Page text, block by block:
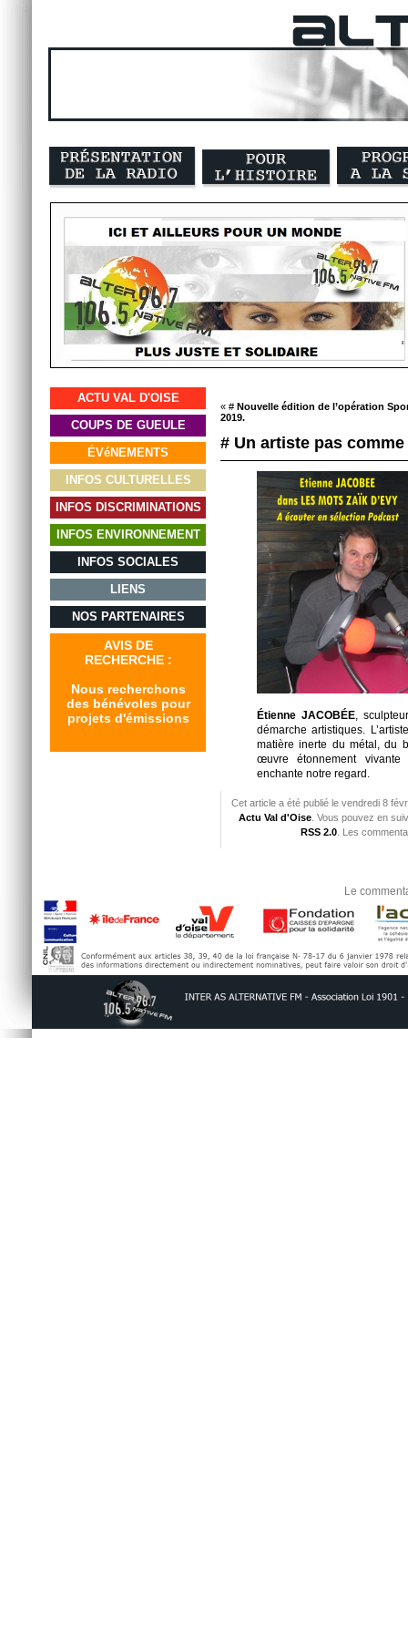
ACTU VAL D'OISE
COUPS DE GUEULE
ÉVéNEMENTS
INFOS CULTURELLES
INFOS DISCRIMINATIONS
INFOS ENVIRONNEMENT
INFOS SOCIALES
LIENS
NOS PARTENAIRES
AVIS DE
RECHERCHE :
Nous recherchons
des bénévoles pour
projets d'émissions
« # Nouvelle édition de l’opération
2019.
# Un artiste pas
Étienne JACOBÉE ,
démarche artistiques.
matière inerte du métal, du
œuvre étonnement vivante
enchante notre regard.
Cet article a été publié le vendredi 8
Actu Val d'Oise . Vous pouvez en
RSS 2.0. Les
Le